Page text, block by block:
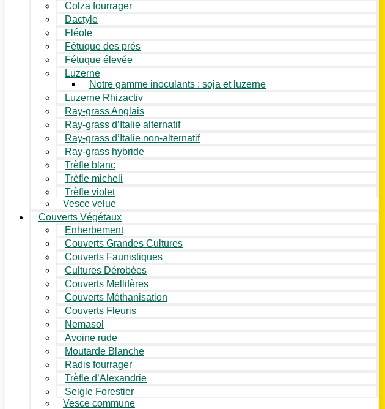
Colza fourrager
Dactyle
Fléole
Fétuque des prés
Fétuque élevée
Luzerne
Notre gamme inoculants : soja et luzerne
Luzerne Rhizactiv
Ray-grass Anglais
Ray-grass d’Italie alternatif
Ray-grass d’Italie non-alternatif
Ray-grass hybride
Trèfle blanc
Trèfle micheli
Trèfle violet
Vesce velue
Couverts Végétaux
Enherbement
Couverts Grandes Cultures
Couverts Faunistiques
Cultures Dérobées
Couverts Mellifères
Couverts Méthanisation
Couverts Fleuris
Nemasol
Avoine rude
Moutarde Blanche
Radis fourrager
Trèfle d’Alexandrie
Seigle Forestier
Vesce commune